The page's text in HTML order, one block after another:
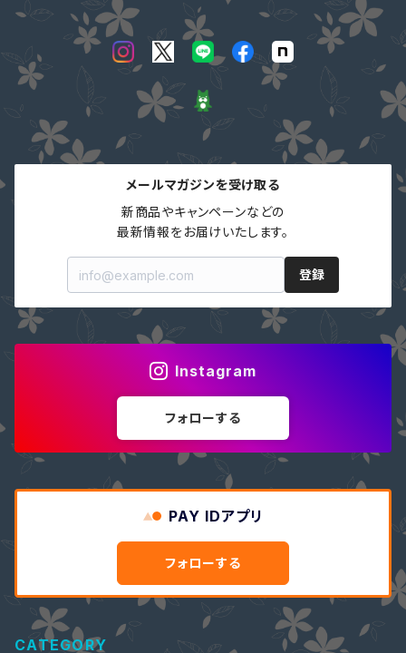
メールマガジンを受け取る
新商品やキャンペーンなどの
最新情報をお届けいたします。
登録
Instagram
フォローする
PAY IDアプリ
フォローする
CATEGORY